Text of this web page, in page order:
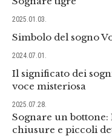
2025.01.03.
Simbolo del sogno
2024.07.01.
Il significato dei
voce misteriosa
2025.07.28.
Sognare un bottone:
chiusure e piccoli